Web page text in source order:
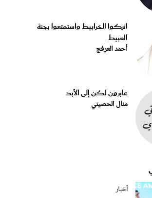
اتركوا الخرابيط واستمتعوا بجنة
العبيط
أحمد العرفج
عابرون لكن إلى الأبد
منال الحصيني
أخبار